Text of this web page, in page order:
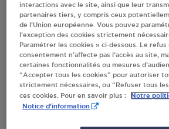
Villes
CARREFOUR EXPRESS NAVES
RUE PIERRE PRADOUX
19460NAVES
S'Y RENDRE
interactions avec le site, ainsi que leur
partenaires tiers, y compris ceux
de l’Union européenne. Vous pouvez
l’exception des cookies strictement
Paramétrer les cookies » ci-dessous. Le
consentement n’affecte pas l’accès au site,
certaines fonctionnalités ou mesures
“Accepter tous les cookies” pour autoriser
strictement nécessaires, ou “Refuser tous
ces cookies. Pour en savoir plus :
Notre
Notice d'information